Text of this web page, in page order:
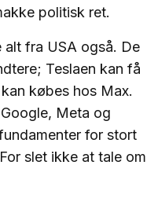
politisk ret.
fra USA også. De
Teslaen kan få
købes hos Max.
Meta og
for stort
slet ikke at tale om